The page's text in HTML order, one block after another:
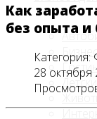
Как
без опыта
Категория:
28 октября